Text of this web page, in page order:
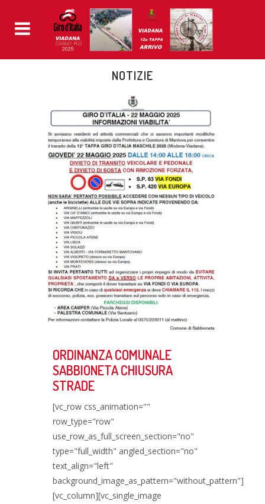
NOTIZIE
ORDINANZA COMUNALE
SABBIONETA CHIUSURA
STRADE
[vc_row css_animation=""
row_type="row"
use_row_as_full_screen_section="no"
type="full_width" angled_section="no"
text_align="left"
background_image_as_pattern="without_pattern"]
[vc_column][vc_single_image